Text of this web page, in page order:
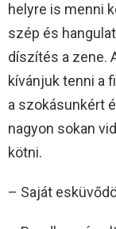
helyre is menni
szép és
díszítés a zene.
kívánjuk tenni a
a szokásunkért
nagyon sokan
kötni.
– Saját